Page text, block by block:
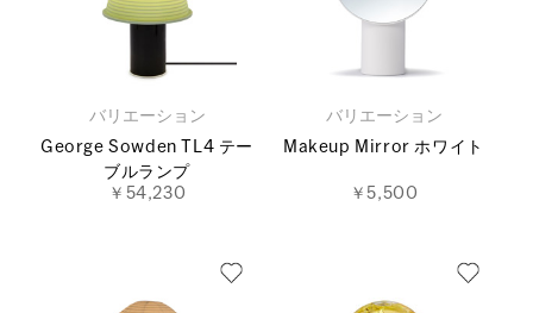
バリエーション
George Sowden TL4 テー
ブルランプ
￥54,230
バリエーション
Makeup Mirror ホワイト
￥5,500